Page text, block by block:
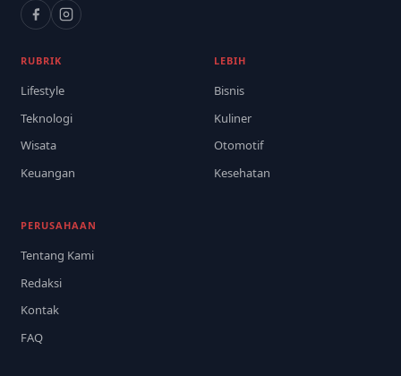
RUBRIK
Lifestyle
Teknologi
Wisata
Keuangan
LEBIH
Bisnis
Kuliner
Otomotif
Kesehatan
PERUSAHAAN
Tentang Kami
Redaksi
Kontak
FAQ